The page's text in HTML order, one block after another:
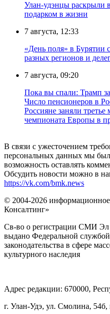
Улан-удэнцы раскрыли
подарком в жизни
7 августа, 12:33
«День поля» в Бурятии
разных регионов и
7 августа, 09:20
Пока вы спали: Трамп
Число пенсионеров в
Россияне заняли третье
чемпионата Европы в
В связи с ужесточением
персональных данных мы
возможность оставлять
Обсудить новости можно в
https://vk.com/bmk.news
© 2004-2026
Консалтинг»
Св-во о регистрации СМИ
выдано Федеральной
законодательства в сфере
культурного наследия
Адрес редакции: 670000,
г. Улан-Удэ, ул. Смолина,